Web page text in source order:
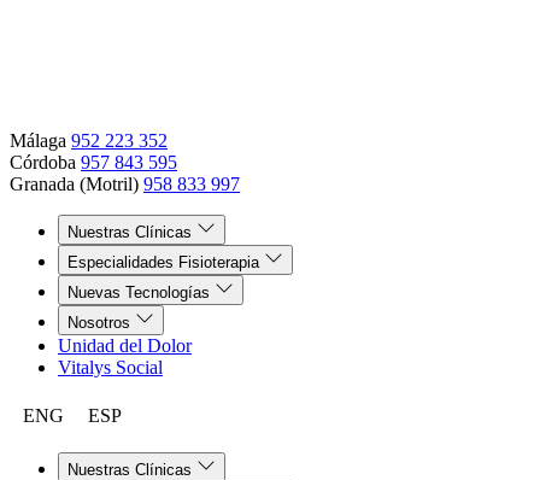
Málaga 952 223 352
Córdoba 957 843 595
Granada (Motril) 958 833 997
Nuestras Clínicas
Especialidades Fisioterapia
Nuevas Tecnologías
Nosotros
Unidad del Dolor
Vitalys Social
ENG ESP
Nuestras Clínicas